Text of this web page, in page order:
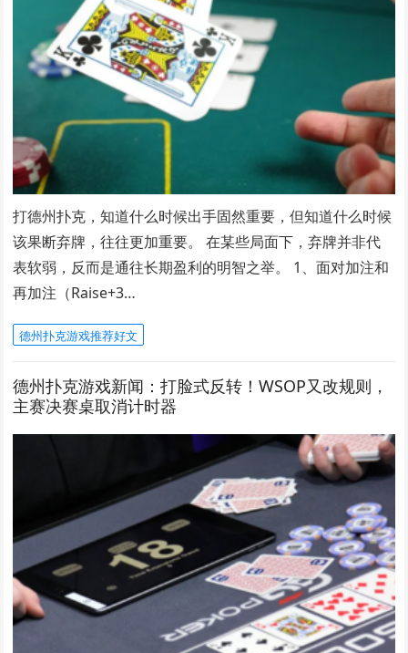
打德州扑克，知道什么时候出手固然重要，但知道什么时候
该果断弃牌，往往更加重要。 在某些局面下，弃牌并非代
表软弱，反而是通往长期盈利的明智之举。 1、面对加注和
再加注（Raise+3…
德州扑克游戏推荐好文
德州扑克游戏新闻：打脸式反转！WSOP又改规则，
主赛决赛桌取消计时器